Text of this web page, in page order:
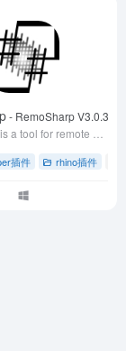
# rhino犀牛软件插件
- RemoSharp V3.0.3
插件 rhino插件